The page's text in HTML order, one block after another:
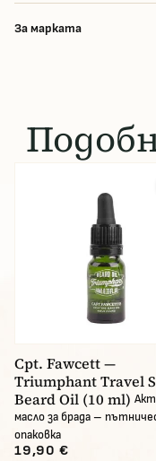
За марката
Cpt. Fawcett —
Triumphant Travel
Beard Oil (10 ml)
масло за брада –
опаковка
19,90 €